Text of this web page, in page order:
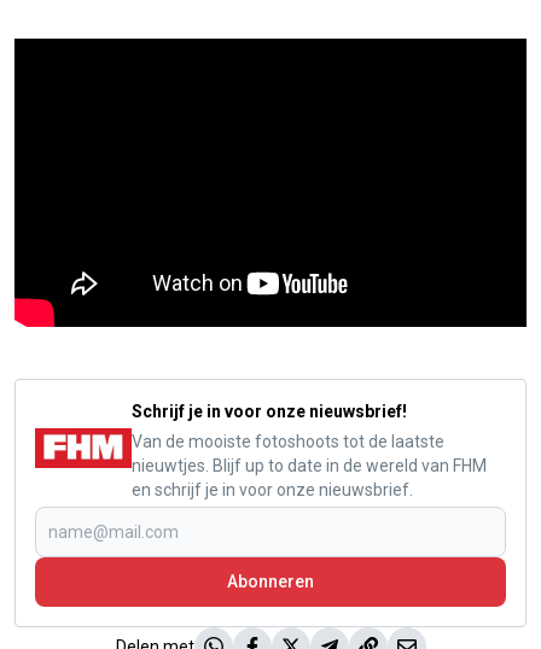
Schrijf je in voor onze nieuwsbrief!
Van de mooiste fotoshoots tot de laatste
nieuwtjes. Blijf up to date in de wereld van FHM
en schrijf je in voor onze nieuwsbrief.
Abonneren